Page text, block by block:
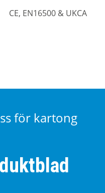
CE, EN16500 & UKCA
för kartong